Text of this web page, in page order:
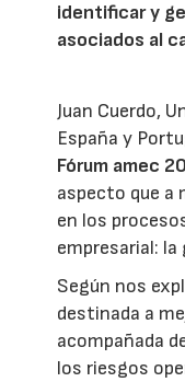
identificar y
asociados al
Juan Cuerdo,
España y
Fórum amec
aspecto que a
en los
empresarial:
Según nos
destinada a
acompañada
los riesgos